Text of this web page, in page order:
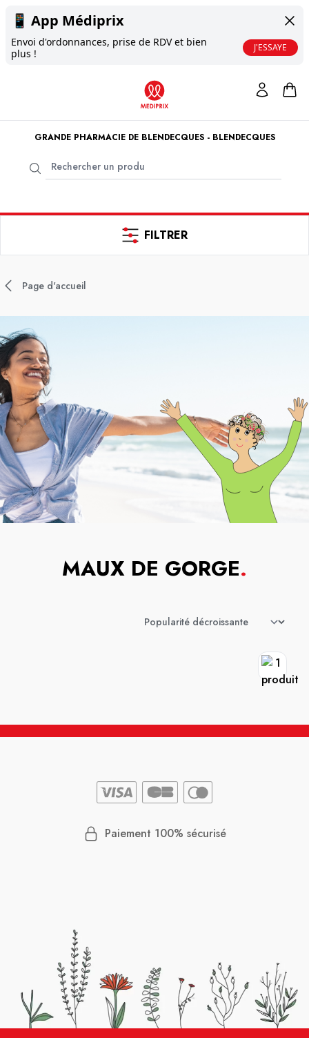
📱 App Médiprix
Envoi d'ordonnances, prise de RDV et bien
plus !
J'ESSAYE
GRANDE PHARMACIE DE BLENDECQUES - BLENDECQUES
FILTRER
Page d'accueil
MAUX DE GORGE.
Paiement 100% sécurisé